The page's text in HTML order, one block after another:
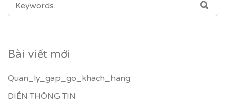
FOR:
Bài viết mới
Quan_ly_gap_go_khach_hang
ĐIỀN THÔNG TIN